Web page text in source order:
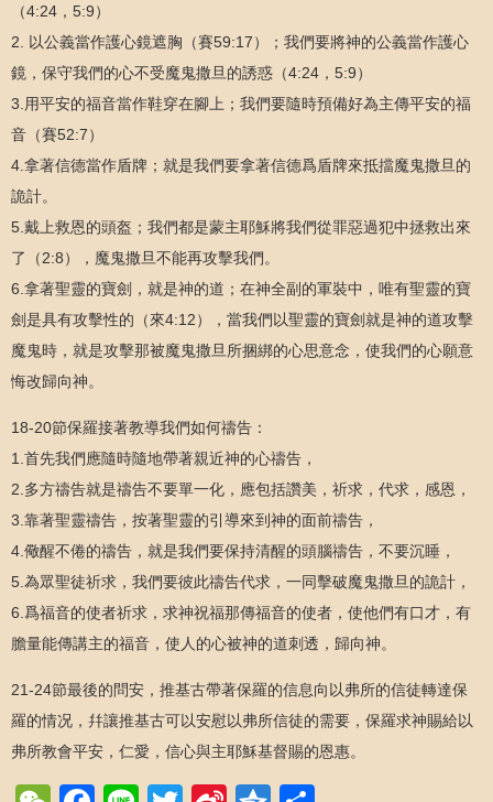
（4:24，5:9）
2. 以公義當作護心鏡遮胸（賽59:17）；我們要將神的公義當作護心
鏡，保守我們的心不受魔鬼撒旦的誘惑（4:24，5:9）
3.用平安的福音當作鞋穿在腳上；我們要隨時預備好為主傳平安的福
音（賽52:7）
4.拿著信德當作盾牌；就是我們要拿著信德爲盾牌來抵擋魔鬼撒旦的
詭計。
5.戴上救恩的頭盔；我們都是蒙主耶穌將我們從罪惡過犯中拯救出來
了（2:8），魔鬼撒旦不能再攻擊我們。
6.拿著聖靈的寶劍，就是神的道；在神全副的軍裝中，唯有聖靈的寶
劍是具有攻擊性的（來4:12），當我們以聖靈的寶劍就是神的道攻擊
魔鬼時，就是攻擊那被魔鬼撒旦所捆綁的心思意念，使我們的心願意
悔改歸向神。
18-20節保羅接著教導我們如何禱告：
1.首先我們應隨時隨地帶著親近神的心禱告，
2.多方禱告就是禱告不要單一化，應包括讚美，祈求，代求，感恩，
3.靠著聖靈禱告，按著聖靈的引導來到神的面前禱告，
4.儆醒不倦的禱告，就是我們要保持清醒的頭腦禱告，不要沉睡，
5.為眾聖徒祈求，我們要彼此禱告代求，一同擊破魔鬼撒旦的詭計，
6.爲福音的使者祈求，求神祝福那傳福音的使者，使他們有口才，有
膽量能傳講主的福音，使人的心被神的道刺透，歸向神。
21-24節最後的問安，推基古帶著保羅的信息向以弗所的信徒轉達保
羅的情况，幷讓推基古可以安慰以弗所信徒的需要，保羅求神賜給以
弗所教會平安，仁愛，信心與主耶穌基督賜的恩惠。